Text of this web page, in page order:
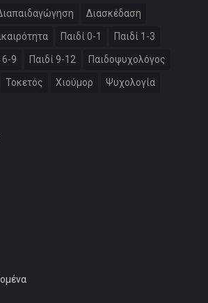
Διασκέδαση
Παιδί 0-1 Παιδί 1-3
6-9 Παιδί 9-12 Παιδοψυχολόγος
Τοκετός Χιούμορ Ψυχολογία